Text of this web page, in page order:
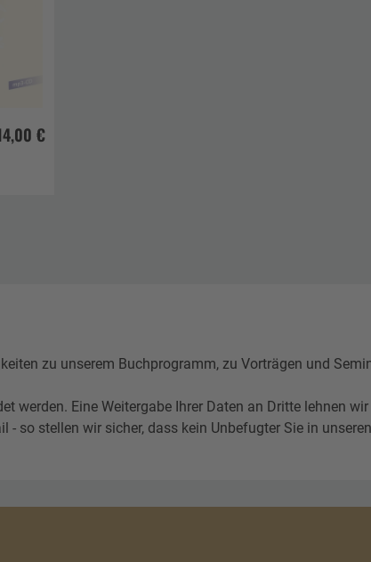
€
zu unserem Buchprogramm, zu Vorträgen und
werden. Eine Weitergabe Ihrer Daten an Dritte lehnen wir
so stellen wir sicher, dass kein Unbefugter Sie in